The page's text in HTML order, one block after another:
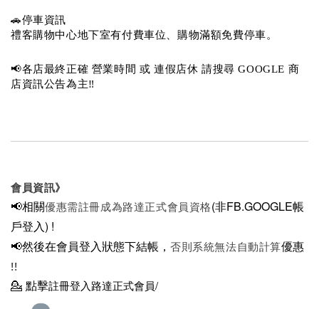
🚗停車資訊
禮客購物中心地下室有付費車位、購物滿額免費停車。
📢各店最終正確 營業時間 或 連假店休 請搜尋 GOOGLE 商
店資訊公告為主‼️
會員資訊》
📢相關優惠需註冊成為路達正式會員資格(非FB.GOOGLE帳
戶登入) !
📢然後在會員登入狀態下結帳， 否則系統無法自動計算優惠
!!
💁 點擊註冊登入路達正式會員/